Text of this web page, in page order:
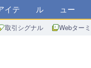
イデア アルゴ ニュース
取引シグナル Webター
者物価指数 (CPI) 前年比